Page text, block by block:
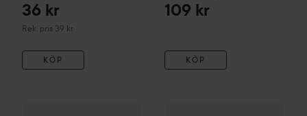
36 kr
Rek. pris 39 kr
Rekommenderat pris 39 kr
KÖP
109 kr
KÖP